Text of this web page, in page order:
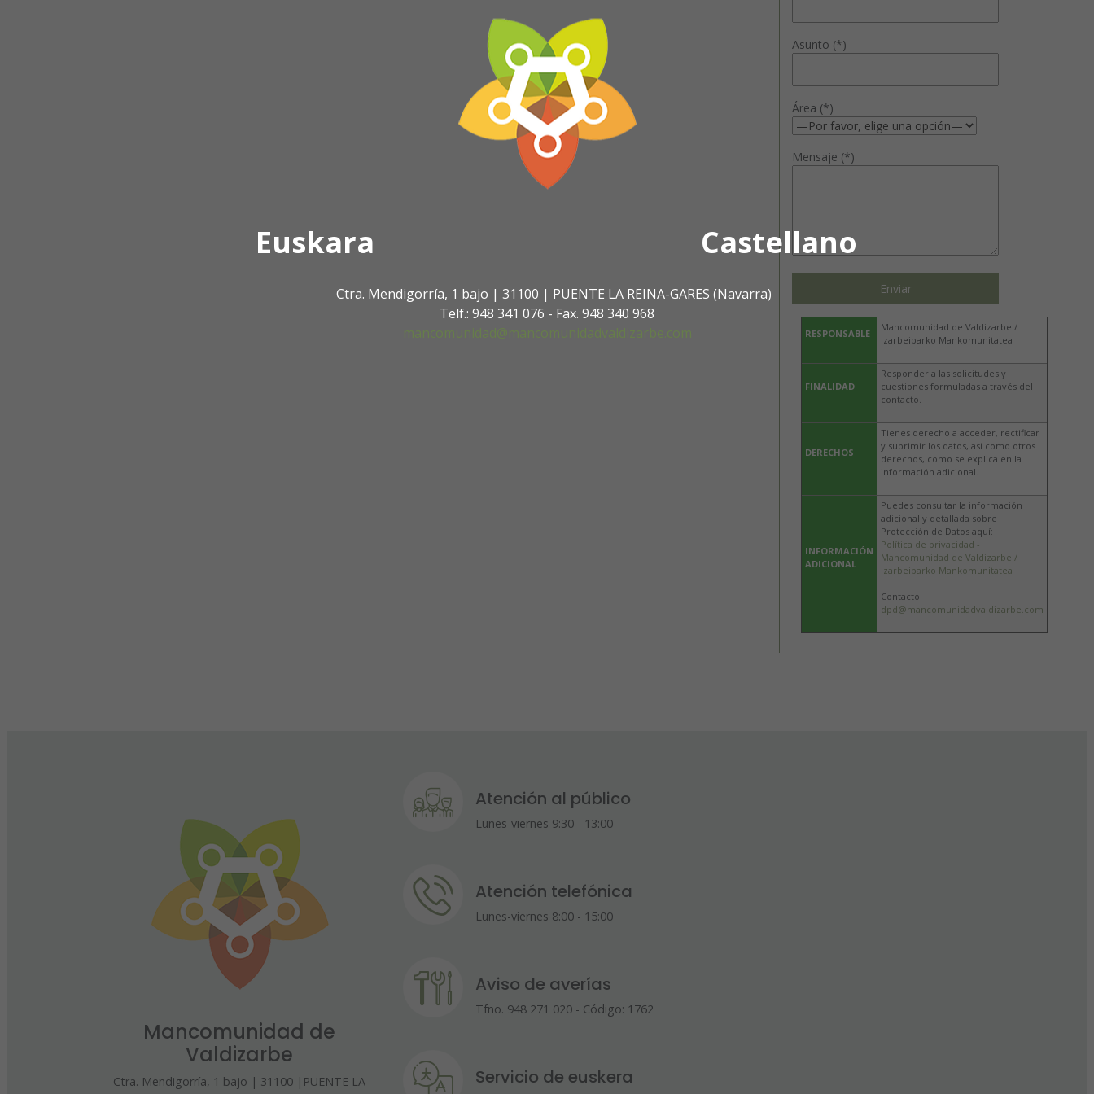
Euskara Castellano
Ctra. Mendigorría, 1 bajo | 31100 | PUENTE LA REINA-GARES (Navarra)
Telf.: 948 341 076 - Fax. 948 340 968
mancomunidad@mancomunidadvaldizarbe.com
Asunto (*)
Área (*)
Mensaje (*)
RESPONSABLE
Mancomunidad de Valdizarbe /
Izarbeibarko Mankomunitatea
FINALIDAD
Responder a las solicitudes y
cuestiones formuladas a través del
contacto.
DERECHOS
Tienes derecho a acceder, rectificar
y suprimir los datos, así como otros
derechos, como se explica en la
información adicional.
INFORMACIÓN
ADICIONAL
Puedes consultar la información
adicional y detallada sobre
Protección de Datos aquí:
Política de privacidad -
Mancomunidad de Valdizarbe /
Izarbeibarko Mankomunitatea
Contacto:
dpd@mancomunidadvaldizarbe.com
Mancomunidad de
Valdizarbe
Ctra. Mendigorría, 1 bajo | 31100 |PUENTE LA
Atención al público
Lunes-viernes 9:30 - 13:00
Atención telefónica
Lunes-viernes 8:00 - 15:00
Aviso de averías
Tfno. 948 271 020 - Código: 1762
Servicio de euskera